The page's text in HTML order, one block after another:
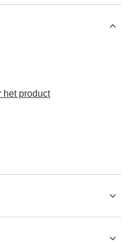
het product